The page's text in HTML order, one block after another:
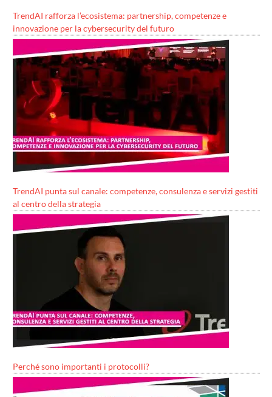
TrendAI rafforza l’ecosistema: partnership, competenze e
innovazione per la cybersecurity del futuro
TrendAI punta sul canale: competenze, consulenza e servizi gestiti
al centro della strategia
Perché sono importanti i protocolli?